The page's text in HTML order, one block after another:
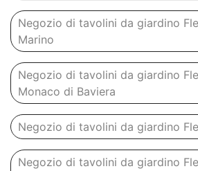
Negozio di tavolini da giardino
Marino
Negozio di tavolini da giardino
Monaco di Baviera
Negozio di tavolini da giardino
Negozio di tavolini da giardino